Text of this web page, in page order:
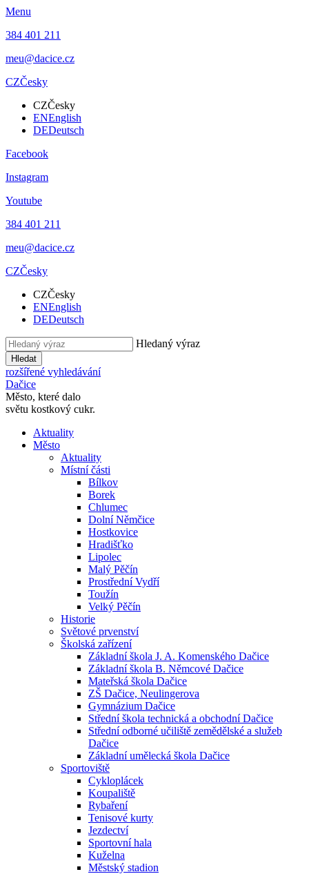
Menu
384 401 211
meu@dacice.cz
CZČesky
CZČesky
ENEnglish
DEDeutsch
Facebook
Instagram
Youtube
384 401 211
meu@dacice.cz
CZČesky
CZČesky
ENEnglish
DEDeutsch
Hledaný výraz
Hledat
rozšířené vyhledávání
Dačice
Město, které dalo
světu kostkový cukr.
Aktuality
Město
Aktuality
Místní části
Bílkov
Borek
Chlumec
Dolní Němčice
Hostkovice
Hradišťko
Lipolec
Malý Pěčín
Prostřední Vydří
Toužín
Velký Pěčín
Historie
Světové prvenství
Školská zařízení
Základní škola J. A. Komenského Dačice
Základní škola B. Němcové Dačice
Mateřská škola Dačice
ZŠ Dačice, Neulingerova
Gymnázium Dačice
Střední škola technická a obchodní Dačice
Střední odborné učiliště zemědělské a služeb
Dačice
Základní umělecká škola Dačice
Sportoviště
Cykloplácek
Koupaliště
Rybaření
Tenisové kurty
Jezdectví
Sportovní hala
Kuželna
Městský stadion